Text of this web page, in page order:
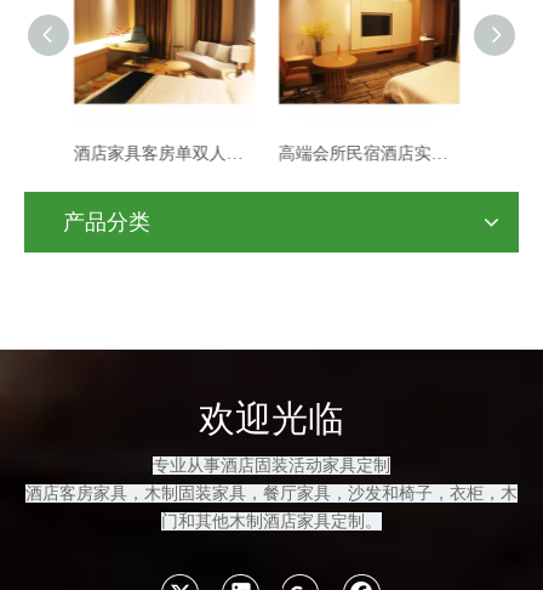
高端会所民宿酒店实木家具标间全套定 制家具实木工厂全案设计 轻奢风现代酒店房间精装修 星级客房家具设计 酒店工程服务一站式
产品分类
欢迎光临
专业从事酒店固装活动家具定制
酒店客房家具，木制固装家具 ，餐厅家具，沙发和椅子，衣柜，木
门和其他木制酒店家具定制 。